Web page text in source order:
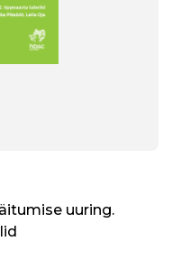
uuring.